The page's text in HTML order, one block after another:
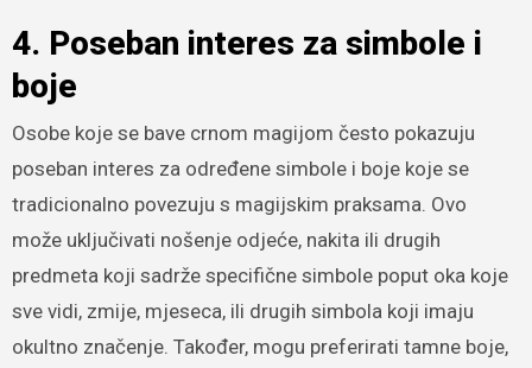
4. Poseban interes za simbole i
boje
Osobe koje se bave crnom magijom često pokazuju
poseban interes za određene simbole i boje koje se
tradicionalno povezuju s magijskim praksama. Ovo
može uključivati nošenje odjeće, nakita ili drugih
predmeta koji sadrže specifične simbole poput oka koje
sve vidi, zmije, mjeseca, ili drugih simbola koji imaju
okultno značenje. Također, mogu preferirati tamne boje,